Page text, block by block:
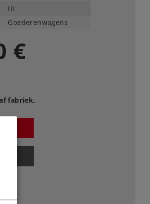
III
Goederenwagens
€
fabriek.